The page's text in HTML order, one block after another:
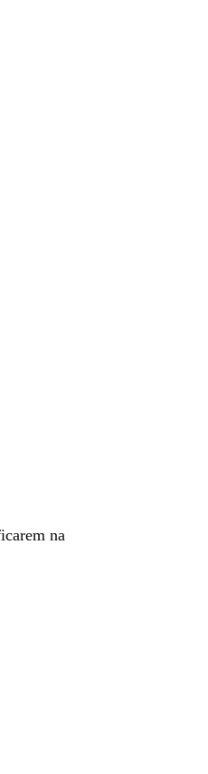
na